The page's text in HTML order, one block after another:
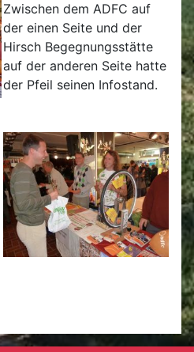
Zwischen dem ADFC auf
der einen Seite und der
Hirsch Begegnungsstätte
auf der anderen Seite hatte
der Pfeil seinen Infostand.